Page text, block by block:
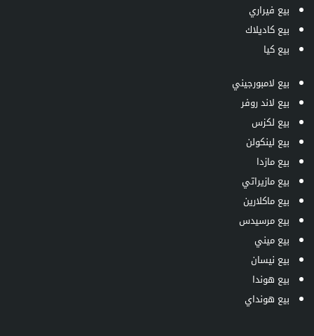
بيع فيراري
بيع كاديلاك
بيع كيا
بيع لامبورجيني
بيع لاند روفر
بيع لكزس
بيع لينكولن
بيع مازدا
بيع مازيراتي
بيع ماكلارين
بيع مرسيدس
بيع ميني
بيع نيسان
بيع هوندا
بيع هونداي